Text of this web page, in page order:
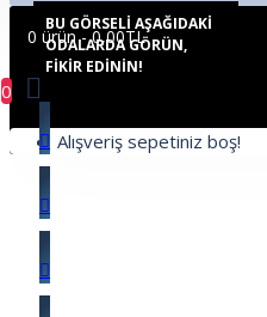
0 ürün - 0,00TL
0
Alışveriş sepetiniz boş!
BU GÖRSELI AŞAĞIDAKI
ODALARDA GÖRÜN,
FIKIR EDININ!